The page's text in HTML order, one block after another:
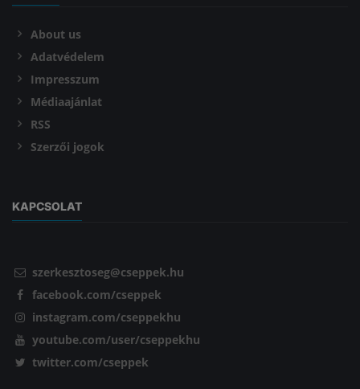
About us
Adatvédelem
Impresszum
Médiaajánlat
RSS
Szerzői jogok
KAPCSOLAT
szerkesztoseg@cseppek.hu
facebook.com/cseppek
instagram.com/cseppekhu
youtube.com/user/cseppekhu
twitter.com/cseppek